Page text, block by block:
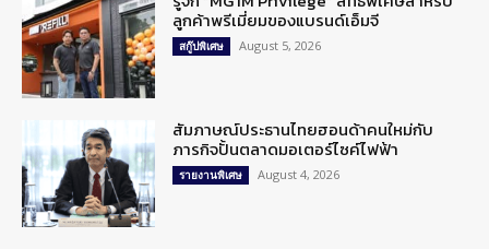
ลูกค้าพรีเมี่ยมของแบรนด์เอ็มจี
สกู๊ปพิเศษ August 5, 2026
สัมภาษณ์ประธานไทยฮอนด้าคนใหม่กับ
ภารกิจปั้นตลาดมอเตอร์ไซค์ไฟฟ้า
รายงานพิเศษ August 4, 2026